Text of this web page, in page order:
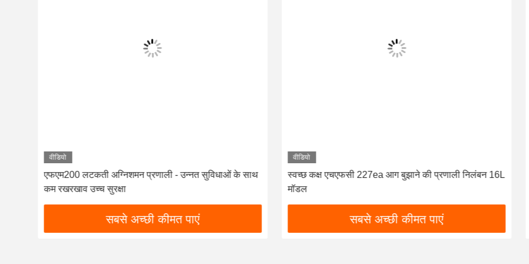
वीडियो
स्वच्छ कक्ष एचएफसी 227ea आग बुझाने की प्रणाली निलंबन 16L
मॉडल
सबसे अच्छी कीमत पाएं
वीडियो
इलेक्ट्रिकल एक्ट्यूएटर के साथ हैंगिंग Hfc-227ea एग्जॉस्ट
सिस्टम
सबसे अच्छी कीमत पाएं